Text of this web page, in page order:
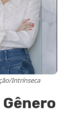
Intrínseca
Gênero